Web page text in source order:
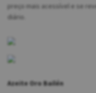
preço mais acessível e se
diário.
Azeite Oro Bailén